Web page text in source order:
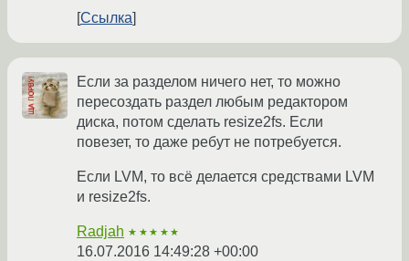
Ссылка
Если за разделом ничего нет, то можно
пересоздать раздел любым редактором
диска, потом сделать resize2fs. Если
повезет, то даже ребут не потребуется.
Если LVM, то всё делается средствами LVM
и resize2fs.
Radjah ★★★★★
16.07.2016 14:49:28 +00:00